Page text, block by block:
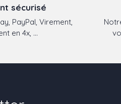
sécurisé
PayPal, Virement,
en 4x, ...